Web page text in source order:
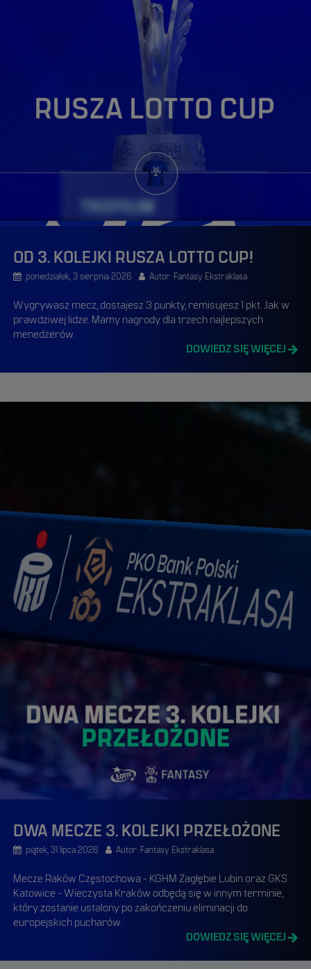
OD 3. KOLEJKI RUSZA LOTTO CUP!
poniedziałek, 3 sierpnia 2026 Autor: Fantasy Ekstraklasa
Wygrywasz mecz, dostajesz 3 punkty, remisujesz 1 pkt. Jak w
prawdziwej lidze. Mamy nagrody dla trzech najlepszych
menedżerów.
DOWIEDZ SIĘ WIĘCEJ
DWA MECZE 3. KOLEJKI PRZEŁOŻONE
piątek, 31 lipca 2026 Autor: Fantasy Ekstraklasa
Mecze Raków Częstochowa - KGHM Zagłębie Lubin oraz GKS
Katowice - Wieczysta Kraków odbędą się w innym terminie,
który zostanie ustalony po zakończeniu eliminacji do
europejskich pucharów.
DOWIEDZ SIĘ WIĘCEJ